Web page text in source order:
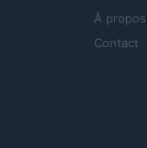
À propos
Contact